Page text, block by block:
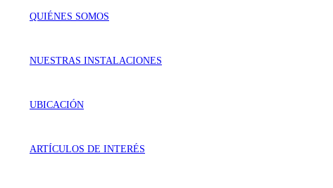
QUIÉNES SOMOS
NUESTRAS INSTALACIONES
UBICACIÓN
ARTÍCULOS DE INTERÉS